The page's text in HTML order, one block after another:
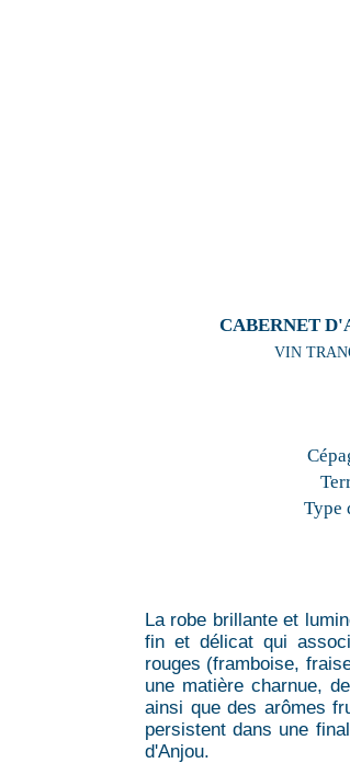
CABERNET
VIN
Type
La robe brillante et
fin et délicat qui
rouges (framboise,
une matière charnue,
ainsi que des arômes
persistent dans une
d'Anjou.